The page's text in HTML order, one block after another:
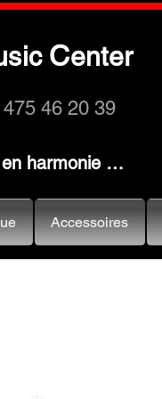
Center
46 20 39
harmonie …
Accessoires